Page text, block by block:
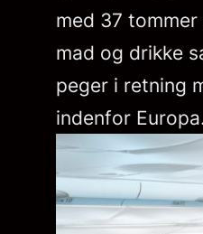
med 37
mad og drikke
peger i retning
indenfor